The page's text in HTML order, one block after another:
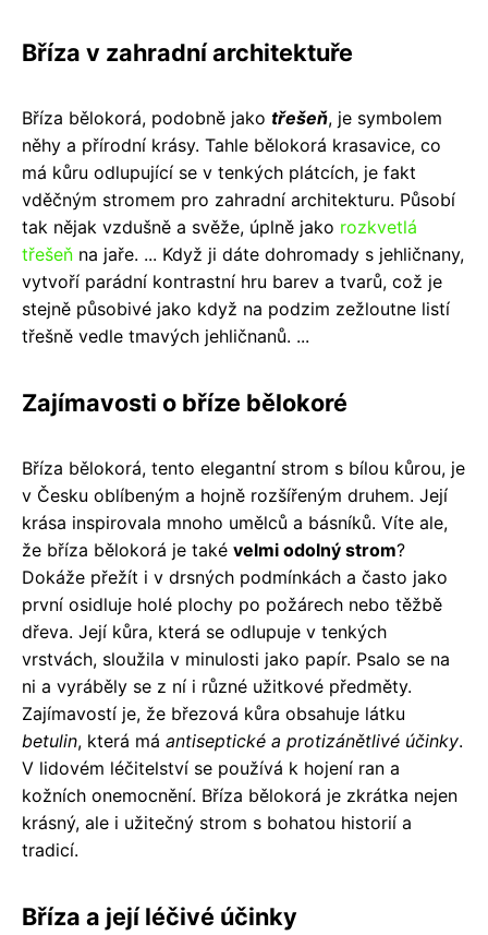
Bříza v zahradní architektuře
Bříza bělokorá, podobně jako třešeň, je symbolem
něhy a přírodní krásy. Tahle bělokorá krasavice, co
má kůru odlupující se v tenkých plátcích, je fakt
vděčným stromem pro zahradní architekturu. Působí
tak nějak vzdušně a svěže, úplně jako rozkvetlá
třešeň na jaře. ... Když ji dáte dohromady s jehličnany,
vytvoří parádní kontrastní hru barev a tvarů, což je
stejně působivé jako když na podzim zežloutne listí
třešně vedle tmavých jehličnanů. ...
Zajímavosti o bříze bělokoré
Bříza bělokorá, tento elegantní strom s bílou kůrou, je
v Česku oblíbeným a hojně rozšířeným druhem. Její
krása inspirovala mnoho umělců a básníků. Víte ale,
že bříza bělokorá je také velmi odolný strom?
Dokáže přežít i v drsných podmínkách a často jako
první osidluje holé plochy po požárech nebo těžbě
dřeva. Její kůra, která se odlupuje v tenkých
vrstvách, sloužila v minulosti jako papír. Psalo se na
ni a vyráběly se z ní i různé užitkové předměty.
Zajímavostí je, že březová kůra obsahuje látku
betulin, která má antiseptické a protizánětlivé účinky.
V lidovém léčitelství se používá k hojení ran a
kožních onemocnění. Bříza bělokorá je zkrátka nejen
krásný, ale i užitečný strom s bohatou historií a
tradicí.
Bříza a její léčivé účinky